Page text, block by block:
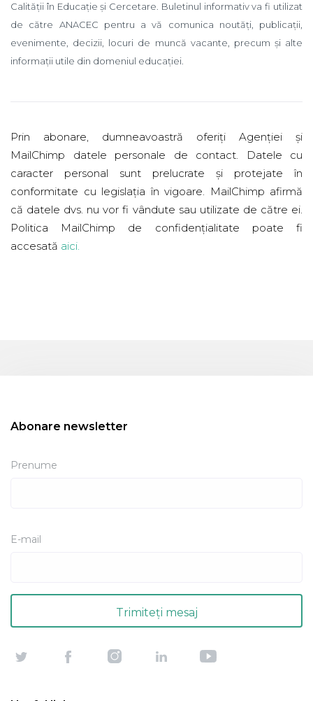
Calității în Educație și Cercetare. Buletinul informativ va fi utilizat
de către ANACEC pentru a vă comunica noutăți, publicații,
evenimente, decizii, locuri de muncă vacante, precum și alte
informații utile din domeniul educației.
Prin abonare, dumneavoastră oferiți Agenției și
MailChimp datele personale de contact. Datele cu
caracter personal sunt prelucrate și protejate în
conformitate cu legislația în vigoare. MailChimp afirmă
că datele dvs. nu vor fi vândute sau utilizate de către ei.
Politica MailChimp de confidențialitate poate fi
accesată aici.
Abonare newsletter
Prenume
E-mail